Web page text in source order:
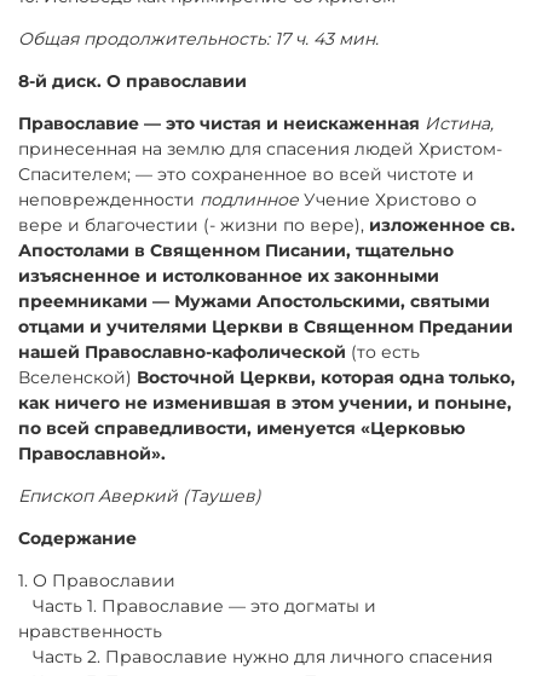
Общая продолжительность: 17 ч. 43 мин.
8-й диск. О православии
Православие — это чистая и неискаженная Истина,
принесенная на землю для спасения людей Христом-
Спасителем; — это сохраненное во всей чистоте и
неповрежденности подлинное Учение Христово о
вере и благочестии (- жизни по вере), изложенное св.
Апостолами в Священном Писании, тщательно
изъясненное и истолкованное их законными
преемниками — Мужами Апостольскими, святыми
отцами и учителями Церкви в Священном Предании
нашей Православно-кафолической (то есть
Вселенской) Восточной Церкви, которая одна только,
как ничего не изменившая в этом учении, и поныне,
по всей справедливости, именуется «Церковью
Православной».
Епископ Аверкий (Таушев)
Содержание
1. О Православии
Часть 1. Православие — это догматы и
нравственность
Часть 2. Православие нужно для личного спасения